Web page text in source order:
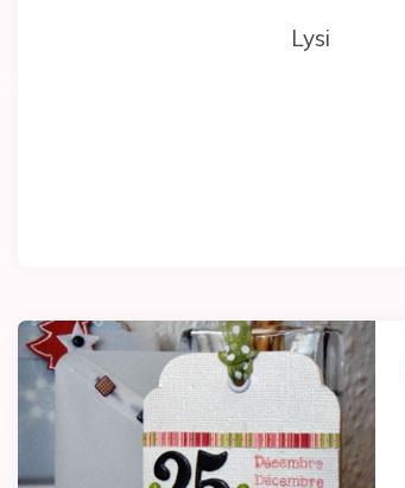
Lysi
Post
navigation